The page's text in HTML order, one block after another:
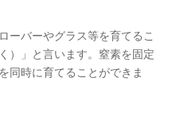
ーバーやグラス等を育てるこ
）」と言います。窒素を固定
同時に育てることができま